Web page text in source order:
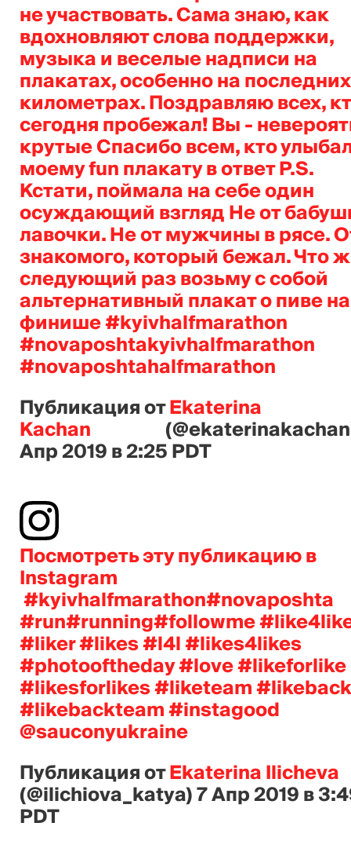
не участвовать. Сама знаю, как
вдохновляют слова поддержки,
музыка и веселые надписи на
плакатах, особенно на последних
километрах. Поздравляю всех,
сегодня пробежал! Вы -
крутые Спасибо всем, кто
моему fun плакату в ответ P.S.
Кстати, поймала на себе один
осуждающий взгляд Не от
лавочки. Не от мужчины в рясе.
знакомого, который бежал. Что
следующий раз возьму с собой
альтернативный плакат о пиве на
финише #kyivhalfmarathon
#novaposhtakyivhalfmarathon
#novaposhtahalfmarathon
Публикация отEkaterina
Kachan⠀⠀⠀⠀⠀
Апр 2019 в 2:25 PDT
Посмотреть эту публикацию в
Instagram
‍ #kyivhalfmarathon#novaposhta
#run#running#followme
#liker #likes #l4l #likes4likes
#photooftheday #love #likeforlike
#likesforlikes #liketeam #likeback
#likebackteam #instagood
@sauconyukraine
Публикация отEkaterina Ilicheva
(@ilichiova_katya)7 Апр 2019 в
PDT